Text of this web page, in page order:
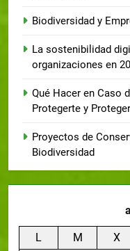
Biodiversidad y
La sostenibilidad
organizaciones en
Qué Hacer en Caso
Protegerte y
Proyectos de
Biodiversidad
L M X